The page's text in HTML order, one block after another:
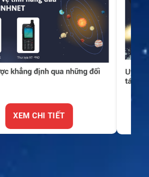
XEM CHI TIẾT